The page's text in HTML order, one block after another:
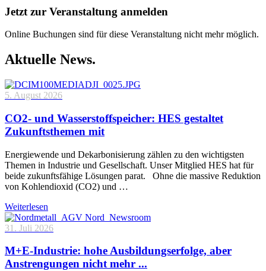
Jetzt zur Veranstaltung anmelden
Online Buchungen sind für diese Veranstaltung nicht mehr möglich.
Aktuelle News.
5. August 2026
CO2- und Wasserstoffspeicher: HES gestaltet
Zukunftsthemen mit
Energiewende und Dekarbonisierung zählen zu den wichtigsten
Themen in Industrie und Gesellschaft. Unser Mitglied HES hat für
beide zukunftsfähige Lösungen parat. Ohne die massive Reduktion
von Kohlendioxid (CO2) und …
Weiterlesen
31. Juli 2026
M+E-Industrie: hohe Ausbildungserfolge, aber
Anstrengungen nicht mehr ...